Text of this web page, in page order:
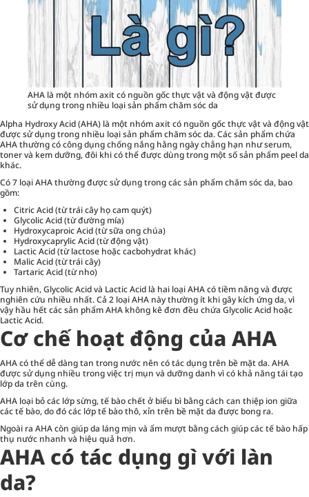
AHA là một nhóm axit có nguồn gốc thực vật và động vật được
sử dụng trong nhiều loại sản phẩm chăm sóc da
Alpha Hydroxy Acid (AHA) là một nhóm axit có nguồn gốc thực vật và động vật
được sử dụng trong nhiều loại sản phẩm chăm sóc da. Các sản phẩm chứa
AHA thường có công dụng chống nắng hằng ngày chẳng hạn nhưserum,
toner và kem dưỡng, đôi khi có thể được dùng trong một số sản phẩm peel da
khác.
Có 7 loại AHA thường được sử dụng trong các sản phẩm chăm sóc da, bao
gồm:
Citric Acid (từ trái cây họ cam quýt)
Glycolic Acid (từ đường mía)
Hydroxycaproic Acid (từ sữa ong chúa)
Hydroxycaprylic Acid (từ động vật)
Lactic Acid (từ lactose hoặc cacbohydrat khác)
Malic Acid (từ trái cây)
Tartaric Acid (từ nho)
Tuy nhiên, Glycolic Acid và Lactic Acid là hai loại AHA có tiềm năng và được
nghiên cứu nhiều nhất. Cả 2 loại AHA này thường ít khi gây kích ứng da, vì
vậy hầu hết các sản phẩm AHA không kê đơn đều chứa Glycolic Acid hoặc
Lactic Acid.
Cơ chế hoạt động của AHA
AHA có thể dễ dàng tan trong nước nên có tác dụng trên bề mặt da. AHA
được sử dụng nhiều trong việc trị mụn và dưỡng danh vì có khả năng tái tạo
lớp da trên cùng.
AHA loại bỏ các lớp sừng, tế bào chết ở biểu bì bằng cách can thiệp ion giữa
các tế bào, do đó các lớp tế bào thô, xỉn trên bề mặt da được bong ra.
Ngoài ra AHA còn giúp da láng mịn và ẩm mượt bằng cách giúp các tế bào hấp
thụ nước nhanh và hiệu quả hơn.
AHA có tác dụng gì với làn
da?